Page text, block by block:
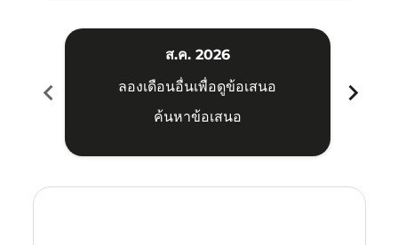
chevron_left
ส.ค. 2026
ลองเดือนอื่นเพื่อดูข้อเสนอ
ค้นหาข้อเสนอ
chevron_right